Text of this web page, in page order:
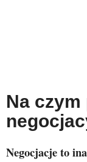
Na
Negocjacje to